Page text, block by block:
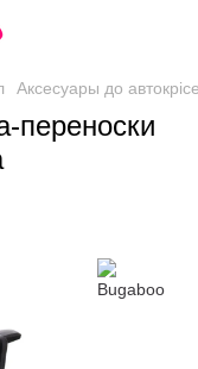
Аксесуары до
переноски